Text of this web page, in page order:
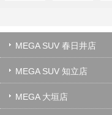
MEGA SUV 春日井店
MEGA SUV 知立店
MEGA 大垣店